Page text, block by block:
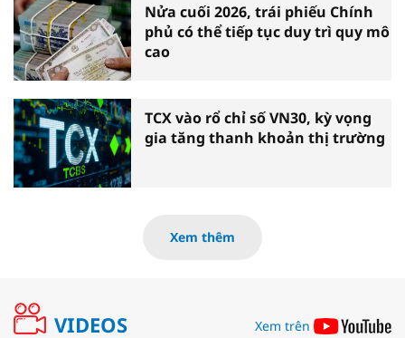
Nửa cuối 2026, trái phiếu Chính
phủ có thể tiếp tục duy trì quy mô
cao
TCX vào rổ chỉ số VN30, kỳ vọng
gia tăng thanh khoản thị trường
Xem thêm
VIDEOS Xem trên